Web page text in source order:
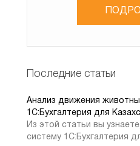
Сондықтан барлық
жүктеме көлеміне сәйкес
бақыланбаса және
1. 1С Кәсіпорын
жаңарту-бұл жүйеге
Последние статьи
Анализ движения
1C:Бухгалтерия для
Из этой статьи вы
систему 1С:Бухгалтерия